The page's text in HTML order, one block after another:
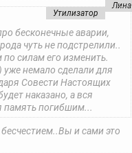
Лина
Утилизатор
бесконечные аварии,
чуть не подстрелили..
силам его изменить.
уже немало сделали для
Совести Настоящих
наказано, а вся
память погибшим...
Вы и сами это